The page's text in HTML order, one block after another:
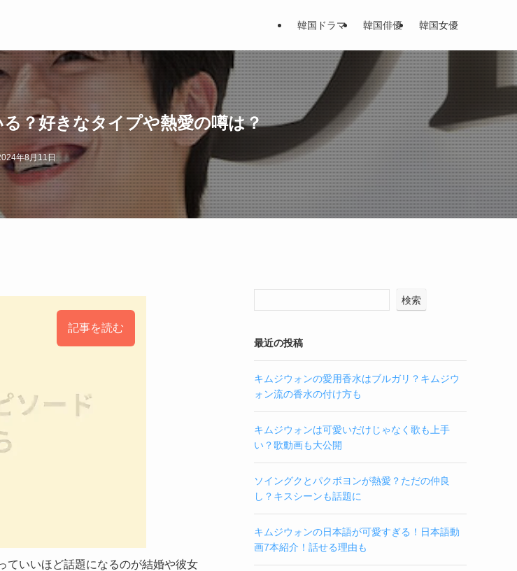
韓国ドラマ 韓国俳優 韓国女優
？好きなタイプや熱愛の噂は？
年8月11日
記事を読む
ていいほど話題になるのが結婚や彼女
検索
最近の投稿
キムジウォンの愛用香水はブルガリ？キムジウ
ォン流の香水の付け方も
キムジウォンは可愛いだけじゃなく歌も上手
い？歌動画も大公開
ソイングクとパクボヨンが熱愛？ただの仲良
し？キスシーンも話題に
キムジウォンの日本語が可愛すぎる！日本語動
画7本紹介！話せる理由も